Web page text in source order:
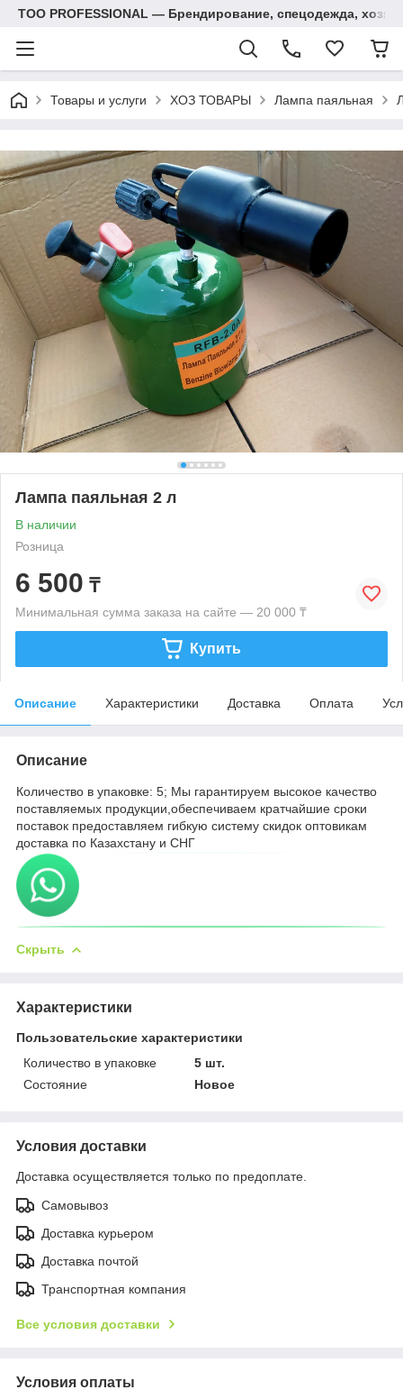
ТОО PROFESSIONAL — Брендирование, спецодежда,
Товары и услуги ХОЗ ТОВАРЫ Лампа паяльная
Лампа паяльная 2 л
В наличии
Розница
6 500 ₸
Минимальная сумма заказа на сайте — 20 000 ₸
Купить
Описание Характеристики Доставка Оплата
Описание
Количество в упаковке: 5; Мы гарантируем высокое качество
поставляемых продукции,обеспечиваем кратчайшие сроки
поставок предоставляем гибкую систему скидок оптовикам
доставка по Казахстану и СНГ
Скрыть
Характеристики
Пользовательские характеристики
Количество в упаковке
5 шт.
Состояние
Новое
Условия доставки
Доставка осуществляется только по предоплате.
Самовывоз
Доставка курьером
Доставка почтой
Транспортная компания
Все условия доставки
Условия оплаты